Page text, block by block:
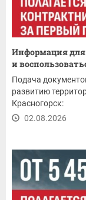
Информация для
и
Подача
развитию
Красногорск:
02.08.2026